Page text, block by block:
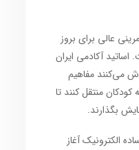
عالی برای بروز
اساتیدآکادمی ایران
می‌کنندمفاهیم
کودکانمنتقل کنند تا
بگذارند.
الکترونیکآغاز